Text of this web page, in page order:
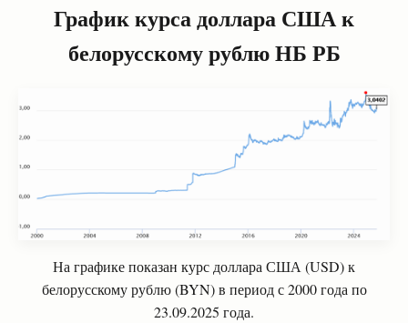
График курса доллара США к
белорусскому рублю НБ РБ
На графике показан курс доллара США(USD)к
белорусскому рублю(BYN)в период с 2000 года по
23.09.2025 года.